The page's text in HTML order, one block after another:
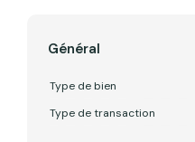
Général
Type de bien
Type de transaction